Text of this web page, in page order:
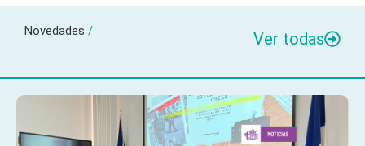
Novedades / Ver todas